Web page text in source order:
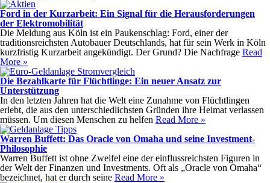
Ford in der Kurzarbeit: Ein Signal für die Herausforderungen
der Elektromobilität
Die Meldung aus Köln ist ein Paukenschlag: Ford, einer der
traditionsreichsten Autobauer Deutschlands, hat für sein Werk in Köln
kurzfristig Kurzarbeit angekündigt. Der Grund? Die Nachfrage Read
More »
Die Bezahlkarte für Flüchtlinge: Ein neuer Ansatz zur
Unterstützung
In den letzten Jahren hat die Welt eine Zunahme von Flüchtlingen
erlebt, die aus den unterschiedlichsten Gründen ihre Heimat verlassen
müssen. Um diesen Menschen zu helfen Read More »
Warren Buffett: Das Oracle von Omaha und seine Investment-
Philosophie
Warren Buffett ist ohne Zweifel eine der einflussreichsten Figuren in
der Welt der Finanzen und Investments. Oft als „Oracle von Omaha“
bezeichnet, hat er durch seine Read More »